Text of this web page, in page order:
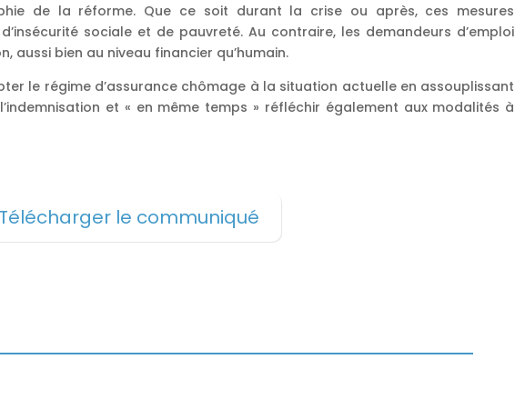
de la réforme. Que ce soit durant la crise ou après, ces mesures
sociale et de pauvreté. Au contraire, les demandeurs d’emploi
aussi bien au niveau financier qu’humain.
le régime d’assurance chômage à la situation actuelle en assouplissant
et « en même temps » réfléchir également aux modalités à
Télécharger le communiqué